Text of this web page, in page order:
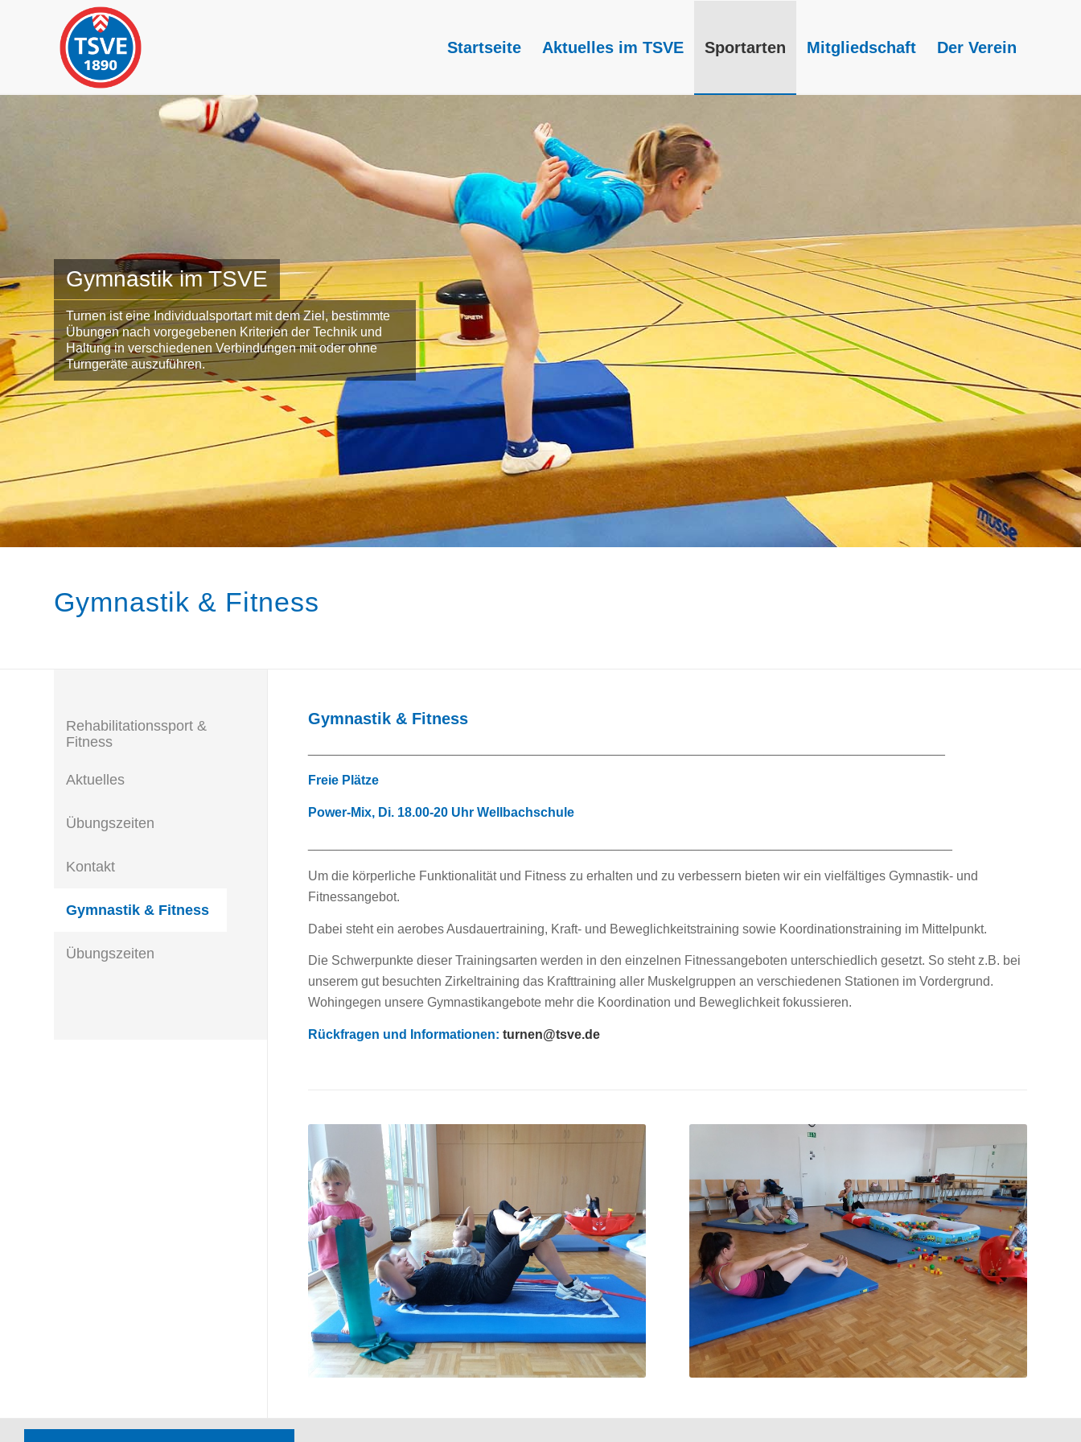
Startseite Aktuelles im TSVE Sportarten Mitgliedschaft Der Verein
Gymnastik im TSVE
Turnen ist eine Individualsportart mit dem Ziel, bestimmte
Übungen nach vorgegebenen Kriterien der Technik und
Haltung in verschiedenen Verbindungen mit oder ohne
Turngeräte auszuführen.
Gymnastik & Fitness
Gymnastik & Fitness
Freie Plätze
Power-Mix, Di. 18.00-20 Uhr Wellbachschule
Um die körperliche Funktionalität und Fitness zu erhalten und zu verbessern bieten wir ein vielfältiges Gymnastik- und
Fitnessangebot.
Dabei steht ein aerobes Ausdauertraining, Kraft- und Beweglichkeitstraining sowie Koordinationstraining im Mittelpunkt.
Die Schwerpunkte dieser Trainingsarten werden in den einzelnen Fitnessangeboten unterschiedlich gesetzt. So steht z.B. bei
unserem gut besuchten Zirkeltraining das Krafttraining aller Muskelgruppen an verschiedenen Stationen im Vordergrund.
Wohingegen unsere Gymnastikangebote mehr die Koordination und Beweglichkeit fokussieren.
Rückfragen und Informationen:turnen@tsve.de
Rehabilitationssport &
Fitness
Aktuelles
Übungszeiten
Kontakt
Gymnastik & Fitness
Übungszeiten